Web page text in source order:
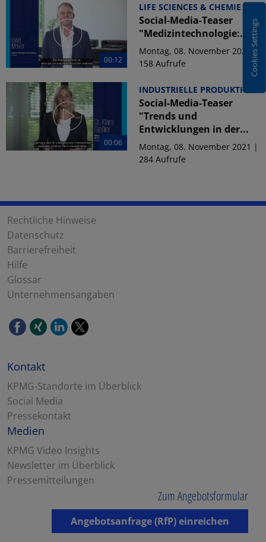
00:12
LIFE SCIENCES & CHEMIE
Social-Media-Teaser
"Medizintechnologie:...
Montag, 08. November 2021 |
158 Aufrufe
00:06
INDUSTRIELLE PRODUKTION
Social-Media-Teaser
"Trends und
Entwicklungen in der...
Montag, 08. November 2021 |
284 Aufrufe
Cookies Settings
Rechtliche Hinweise
Datenschutz
Barrierefreiheit
Hilfe
Glossar
Unternehmensangaben
Kontakt
KPMG-Standorte im Überblick
Social Media
Pressekontakt
Medien
KPMG Video Insights
Newsletter im Überblick
Pressemitteilungen
Zum Angebotsformular
Angebotsanfrage (RfP) einreichen